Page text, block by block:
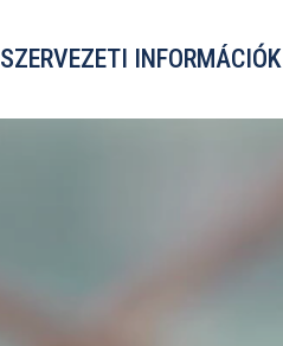
SZERVEZETI INFORMÁCIÓK